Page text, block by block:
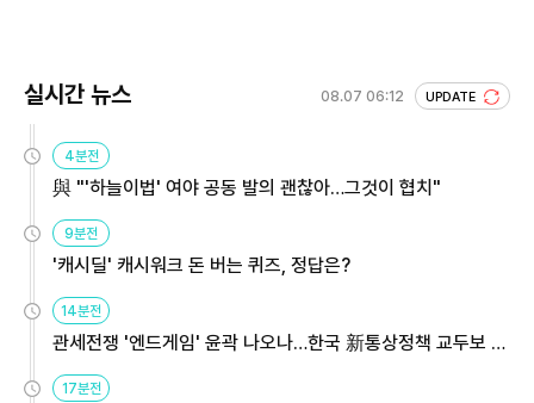
실시간 뉴스 08.07 06:12 UPDATE
4분전
與 "'하늘이법' 여야 공동 발의 괜찮아…그것이 협치"
9분전
'캐시딜' 캐시워크 돈 버는 퀴즈, 정답은?
14분전
관세전쟁 '엔드게임' 윤곽 나오나…한국 新통상정책 교두보 활
용해야
17분전